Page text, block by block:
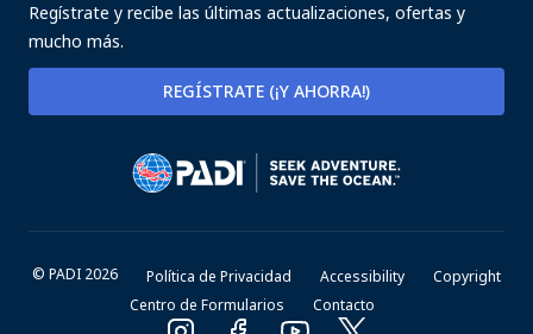
Regístrate y recibe las últimas actualizaciones, ofertas y
mucho más.
REGÍSTRATE (¡Y AHORRA!)
© PADI 2026 Política de Privacidad Accessibility
Copyright
Centro de Formularios
Contacto